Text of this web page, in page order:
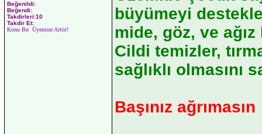
Beğenildi:
Beğendi:
Takdirleri:10
Takdir Et:
Konu Bu Üyemize Aittir!
büyümeyi
mide, göz, ve ağız
Cildi temizler,
sağlıklı olmasını
Başınız ağrımasın